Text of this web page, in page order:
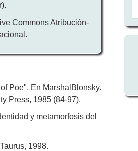
Commons Atribución-
Poe". En MarshalBlonsky.
Press, 1985 (84-97).
y metamorfosis del
1998.